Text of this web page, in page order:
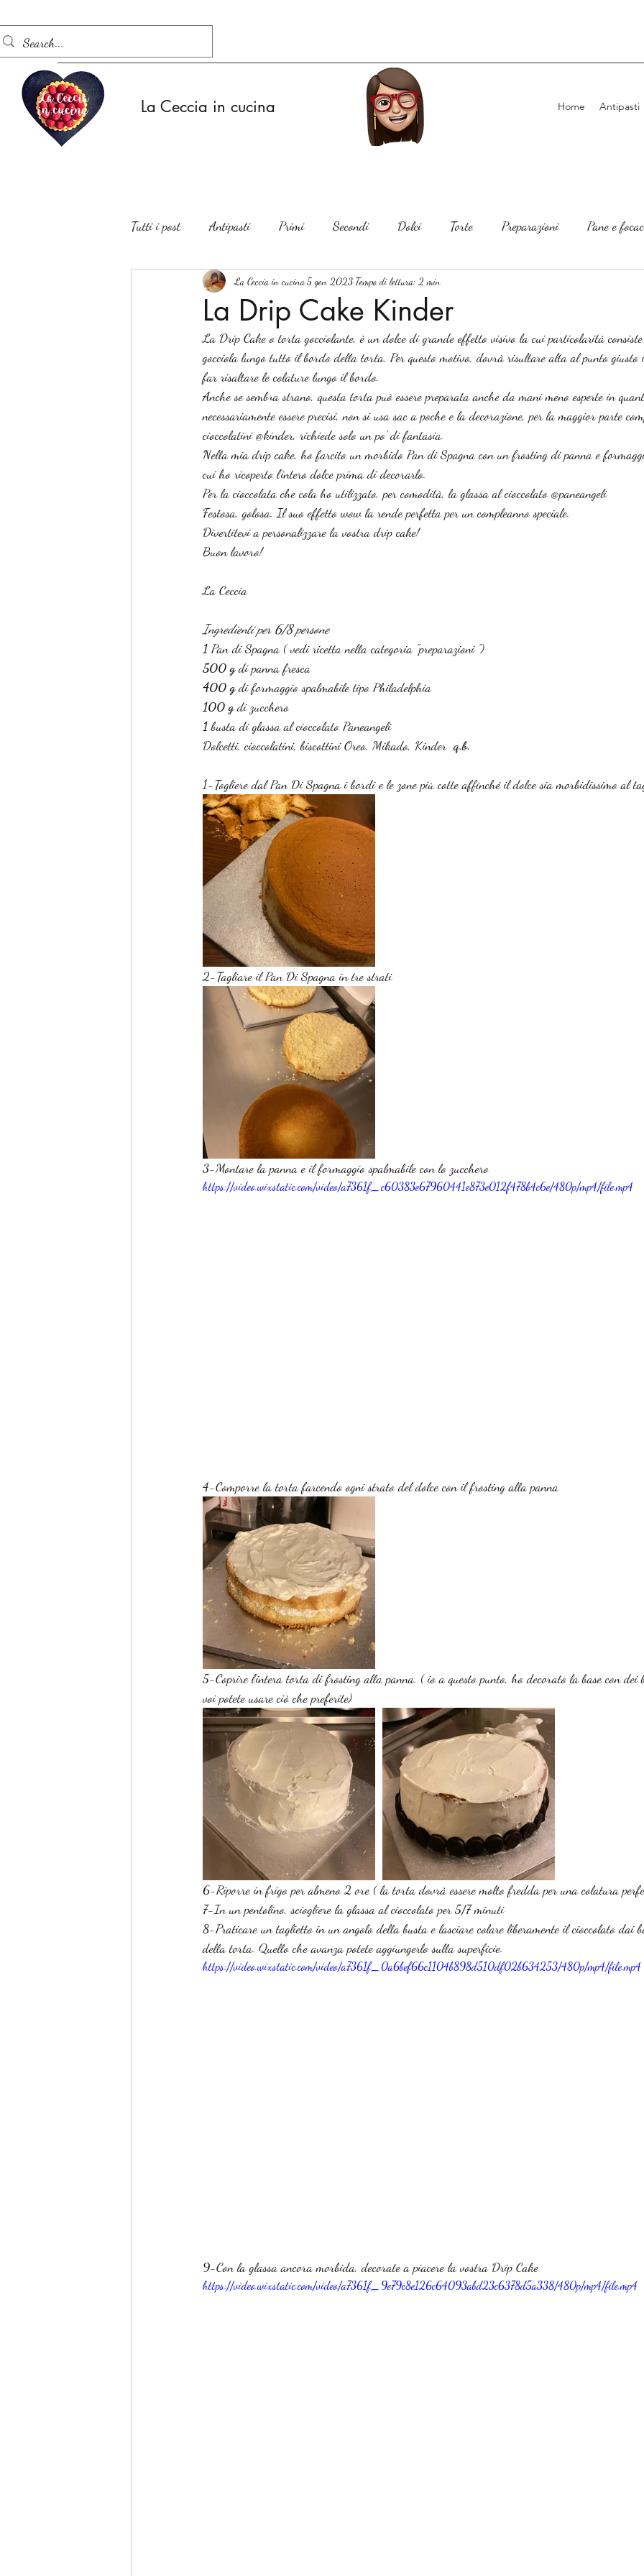
La Ceccia in cucina Home Antipasti
Tutti i post Antipasti Primi Secondi Dolci Torte Preparazioni Pane e
La Drip Cake Kinder
La Ceccia in cucina5 gen 2023 Tempo di lettura: 2 min
La Drip Cake o torta gocciolante, è un dolce di grande effetto visivo la cui particolarità
gocciola lungo tutto il bordo della torta. Per questo motivo, dovrà risultare alta al punto
far risaltare le colature lungo il bordo.
Anche se sembra strano, questa torta può essere preparata anche da mani meno esperte in
necessariamente essere precisi, non si usa sac a poche e la decorazione, per la maggior parte
cioccolatini @kinder, richiede solo un po' di fantasia.
Nella mia drip cake, ho farcito un morbido Pan di Spagna con un frosting di panna e
cui ho ricoperto l'intero dolce prima di decorarlo.
Per la cioccolata che cola ho utilizzato, per comodità, la glassa al cioccolato @paneangeli
Festosa, golosa. Il suo effetto wow la rende perfetta per un compleanno speciale.
Divertitevi a personalizzare la vostra drip cake!
Buon lavoro!
La Ceccia
Ingredienti per 6/8 persone
1 Pan di Spagna ( vedi ricetta nella categoria "preparazioni ")
500 g di panna fresca
400 g di formaggio spalmabile tipo Philadelphia
100 g di zucchero
1 busta di glassa al cioccolato Paneangeli
Dolcetti, cioccolatini, biscottini Oreo, Mikado, Kinder q.b.
1-Togliere dal Pan Di Spagna i bordi e le zone più cotte affinché il dolce sia morbidissimo al
2-Tagliare il Pan Di Spagna in tre strati
3-Montare la panna e il formaggio spalmabile con lo zucchero
https://video.wixstatic.com/video/a7361f_c60383e67960441e873e012f478b4c6e/480p/mp4/file.mp4
4-Comporre la torta farcendo ogni strato del dolce con il frosting alla panna
5-Coprire l'intera torta di frosting alla panna. ( io a questo punto, ho decorato la base con dei
voi potete usare ciò che preferite)
6-Riporre in frigo per almeno 2 ore ( la torta dovrà essere molto fredda per una colatura
7-In un pentolino, sciogliere la glassa al cioccolato per 5/7 minuti
8-Praticare un taglietto in un angolo della busta e lasciare colare liberamente il cioccolato dai
della torta. Quello che avanza potete aggiungerlo sulla superficie.
https://video.wixstatic.com/video/a7361f_0a6bef66c1104b898d510df02b634253/480p/mp4/file.mp4
9-Con la glassa ancora morbida, decorate a piacere la vostra Drip Cake
https://video.wixstatic.com/video/a7361f_9e79c8e126c64093abd23c6378d5a338/480p/mp4/file.mp4